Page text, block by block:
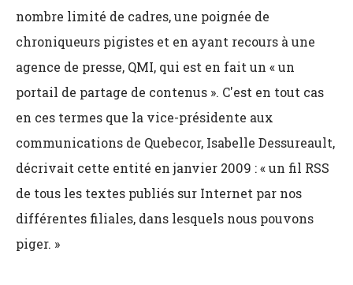
nombre limité de cadres, une poignée de
chroniqueurs pigistes et en ayant recours à une
agence de presse, QMI, qui est en fait un « un
portail de partage de contenus ». C'est en tout cas
en ces termes que la vice-présidente aux
communications de Quebecor, Isabelle Dessureault,
décrivait cette entité en janvier 2009 : « un fil RSS
de tous les textes publiés sur Internet par nos
différentes filiales, dans lesquels nous pouvons
piger. »